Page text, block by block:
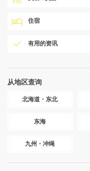
住宿
有用的资讯
从地区查询
北海道・东北
东海
九州・冲绳